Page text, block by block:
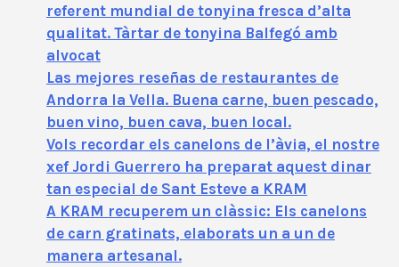
referent mundial de tonyina fresca d’alta
qualitat. Tàrtar de tonyina Balfegó amb
alvocat
Las mejores reseñas de restaurantes de
Andorra la Vella. Buena carne, buen pescado,
buen vino, buen cava, buen local.
Vols recordar els canelons de l’àvia, el nostre
xef Jordi Guerrero ha preparat aquest dinar
tan especial de Sant Esteve a KRAM
A KRAM recuperem un clàssic: Els canelons
de carn gratinats, elaborats un a un de
manera artesanal.